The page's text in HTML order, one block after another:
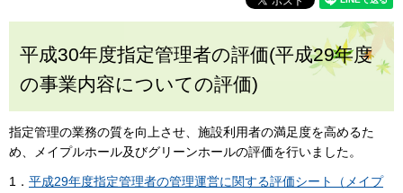
平成30年度指定管理者の評価(平成29年度
の事業内容についての評価)
指定管理の業務の質を向上させ、施設利用者の満足度を高めるた
め、メイプルホール及びグリーンホールの評価を行いました。
1． 平成29年度指定管理者の管理運営に関する評価シート（メイプ